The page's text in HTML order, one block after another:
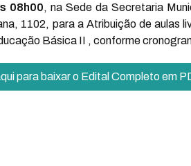
08h00, na Sede da Secretaria
1102, para a Atribuição de aulas
Básica II , conforme
para baixar o Edital Completo em